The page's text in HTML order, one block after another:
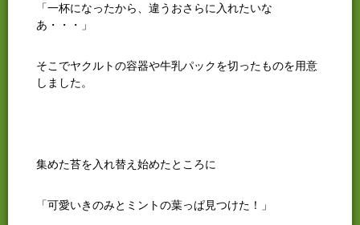
「一杯になったから、違うおさらに入れたいな
あ・・・」
そこでヤクルトの容器や牛乳パックを切ったものを用意
しました。
集めた苔を入れ替え始めたところに
「可愛いきのみとミントの葉っぱ見つけた！」